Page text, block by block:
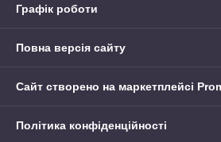
Графік роботи
Повна версія сайту
Сайт створено на маркетплейсі
Політика конфіденційності